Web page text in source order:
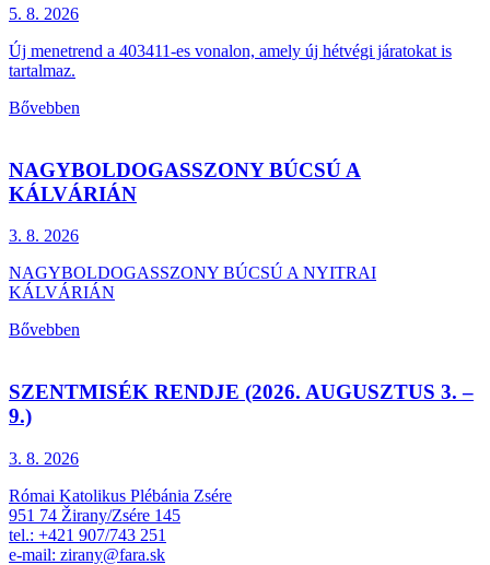
5. 8. 2026
Új menetrend a 403411-es vonalon, amely új hétvégi járatokat is
tartalmaz.
Bővebben
NAGYBOLDOGASSZONY BÚCSÚ A
KÁLVÁRIÁN
3. 8. 2026
NAGYBOLDOGASSZONY BÚCSÚ A NYITRAI
KÁLVÁRIÁN
Bővebben
SZENTMISÉK RENDJE (2026. AUGUSZTUS 3. –
9.)
3. 8. 2026
Római Katolikus Plébánia Zsére
951 74 Žirany/Zsére 145
tel.: +421 907/743 251
e-mail: zirany@fara.sk